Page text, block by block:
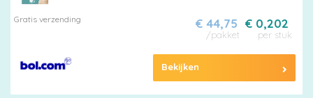
Gratis verzending € 0,202
per stuk
€ 44,75
/pakket
Bekijken